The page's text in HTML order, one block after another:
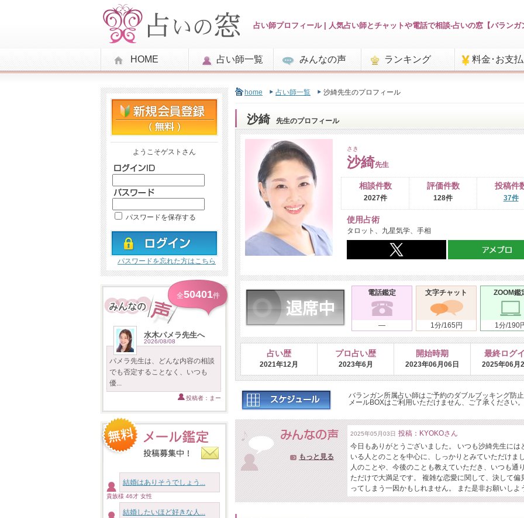
占い師プロフィール | 人気占い師とチャットや電話で相談-占いの窓【バランガ
HOME 占い師一覧 みんなの声 ランキング 料金･お支
ようこそゲストさん
パスワードを保存する
パスワードを忘れた方はこちら
全50401件
水木パメラ先生へ
2026/08/08
パメラ先生は、どんな内容の相談
でも否定することなく、いつも
優...
投稿者：まー
結婚はありそうでしょう...
貴族様 46才 女性
結婚したいほど好きな人...
home 占い師一覧 沙綺先生のプロフィール
沙綺 先生のプロフィール
さき
沙綺先生
相談件数
2027件
評価件数
128件
投稿件
37件
使用占術
タロット、九星気学、手相
電話鑑定
―
文字チャット
1分/165円
ZOOM鑑
1分/190
占い歴
2021年12月
プロ占い歴
2023年6月
開始時期
2023年06月06日
最終ログ
2025年06月
バランガン所属占い師はご予約のダブルブッキング防
メールBOXはご利用いただけません、ご了承ください。
もっと見る
2025年05月03日 投稿：KYOKOさん
今日もありがとうございました。 いつも沙綺先生に
いる人とのことを中心に、しっかりとみていただけま
人のことや、今後のことも教えていただき、いつも
ただけで大満足です。 複雑な恋愛に関して、決して
ってしまう一因かもしれません。 また是非お願いしよ